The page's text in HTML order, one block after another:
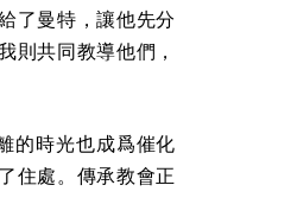
了曼特，讓他先分
則共同教導他們，
的時光也成爲催化
住處。傳承教會正